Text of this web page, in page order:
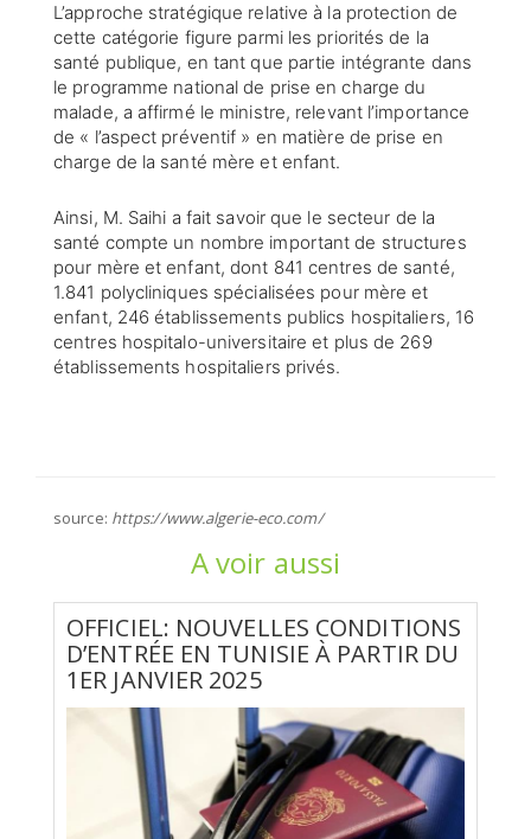
L’approche stratégique relative à la protection de
cette catégorie figure parmi les priorités de la
santé publique, en tant que partie intégrante dans
le programme national de prise en charge du
malade, a affirmé le ministre, relevant l’importance
de « l’aspect préventif » en matière de prise en
charge de la santé mère et enfant.
Ainsi, M. Saihi a fait savoir que le secteur de la
santé compte un nombre important de structures
pour mère et enfant, dont 841 centres de santé,
1.841 polycliniques spécialisées pour mère et
enfant, 246 établissements publics hospitaliers, 16
centres hospitalo-universitaire et plus de 269
établissements hospitaliers privés.
source: https://www.algerie-eco.com/
A voir aussi
OFFICIEL: NOUVELLES CONDITIONS
D’ENTRÉE EN TUNISIE À PARTIR DU
1ER JANVIER 2025